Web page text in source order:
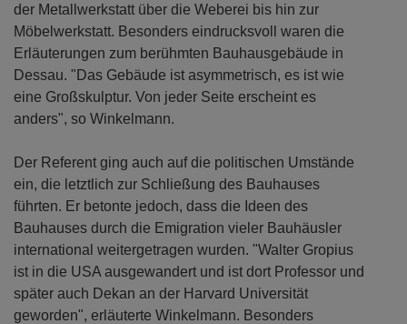
der Metallwerkstatt über die Weberei bis hin zur
Möbelwerkstatt. Besonders eindrucksvoll waren die
Erläuterungen zum berühmten Bauhausgebäude in
Dessau. "Das Gebäude ist asymmetrisch, es ist wie
eine Großskulptur. Von jeder Seite erscheint es
anders", so Winkelmann.
Der Referent ging auch auf die politischen Umstände
ein, die letztlich zur Schließung des Bauhauses
führten. Er betonte jedoch, dass die Ideen des
Bauhauses durch die Emigration vieler Bauhäusler
international weitergetragen wurden. "Walter Gropius
ist in die USA ausgewandert und ist dort Professor und
später auch Dekan an der Harvard Universität
geworden", erläuterte Winkelmann. Besonders